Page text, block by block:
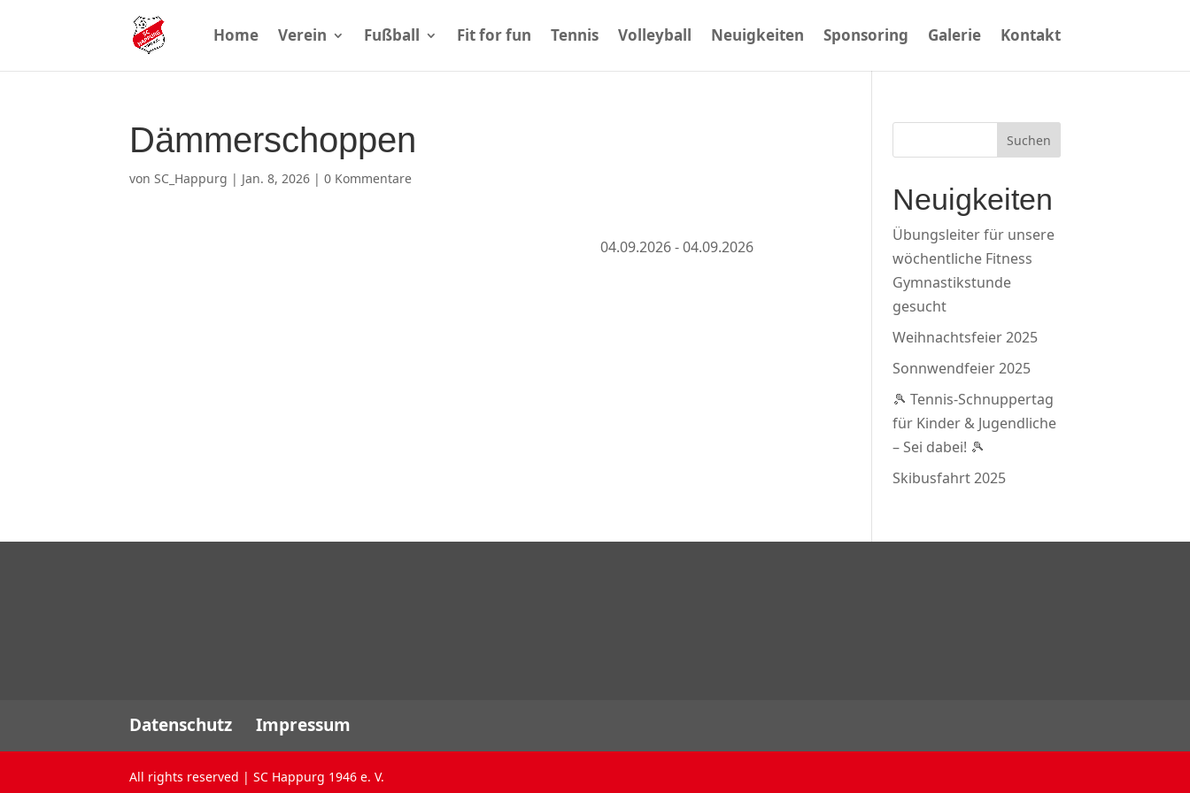
Home Verein Fußball Fit for fun Tennis Volleyball Neuigkeiten Sponsoring Galerie Kontakt
Dämmerschoppen
vonSC_Happurg | Jan. 8, 2026 |0 Kommentare
04.09.2026 - 04.09.2026
Suchen
Neuigkeiten
Übungsleiter für unsere
wöchentliche Fitness
Gymnastikstunde
gesucht
Weihnachtsfeier 2025
Sonnwendfeier 2025
🎾 Tennis-Schnuppertag
für Kinder & Jugendliche
– Sei dabei! 🎾
Skibusfahrt 2025
Datenschutz Impressum
All rights reserved | SC Happurg 1946 e. V.